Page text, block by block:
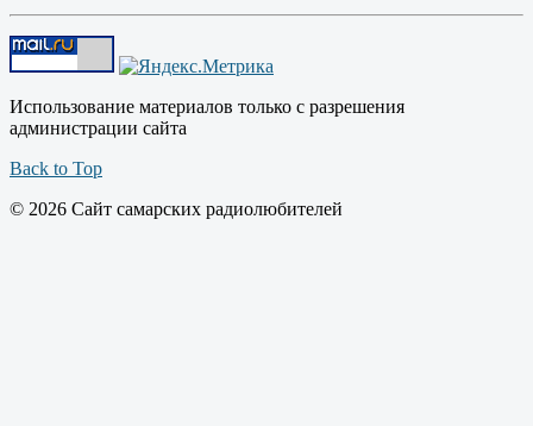
Использование материалов только с разрешения
администрации сайта
Back to Top
© 2026 Сайт самарских радиолюбителей